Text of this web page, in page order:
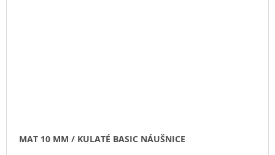
MAT 10 MM / KULATÉ BASIC NÁUŠNICE